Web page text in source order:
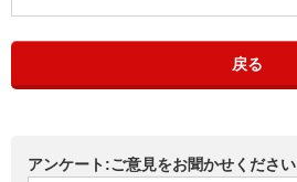
戻る
アンケート:ご意見をお聞かせください